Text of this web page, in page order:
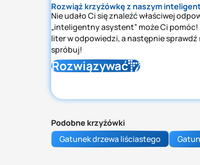
Rozwiąż krzyżówkę z naszym
Nie udało Ci się znaleźć właściwej
„inteligentny asystent” może Ci
liter w odpowiedzi, a następnie
spróbuj!
Rozwiązywać
Podobne krzyżówki
Gatunek drzewa liściastego